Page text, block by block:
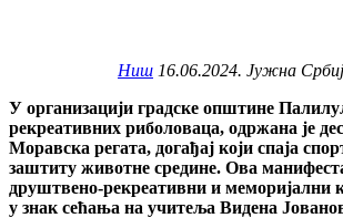
Ниш 16.06.2024. Јужна
У организацији градске општине
рекреативних риболоваца, одржана је
Моравска регата, догађај који спаја
заштиту животне средине. Ова
друштвено-рекреативни и меморијални
у знак сећања на учитеља Видена